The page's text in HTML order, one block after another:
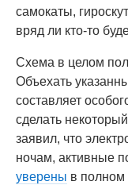
самокаты,
вряд ли кто-то
Схема в целом
Объехать
составляет
сделать
заявил, что
ночам, активные
уверены в полном